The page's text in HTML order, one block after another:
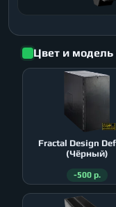
Цвет и модель
Fractal Design
(Чёрный)
-500 р.